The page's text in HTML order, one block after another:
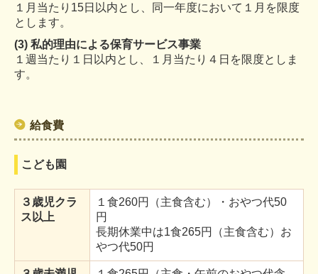
１月当たり15日以内とし、同一年度において１月を限度
とします。
(3) 私的理由による保育サービス事業
１週当たり１日以内とし、１月当たり４日を限度としま
す。
給食費
こども園
３歳児クラ
ス以上
１食260円（主食含む）・おやつ代50
円
長期休業中は1食265円（主食含む）お
やつ代50円